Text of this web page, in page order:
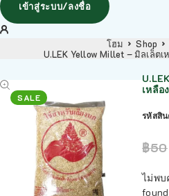
เข้าสู่ระบบ/ลงชื่อ
โฮม Shop
U.LEK Yellow Millet – มิลเล็ต
SALE
เหลือ
รหัสสิ
฿50
ไม่พบ
found